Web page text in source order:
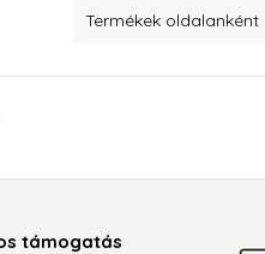
Termékek oldalanként
támogatás